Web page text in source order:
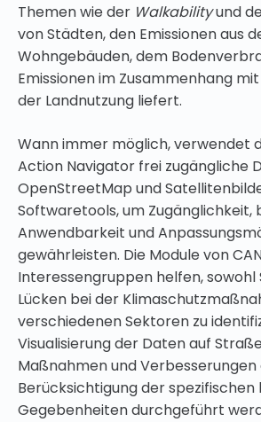
Themen wie der Walkabilityund
von Städten, den Emissionen aus
Wohngebäuden, dem
Emissionen im Zusammenhang
der Landnutzung liefert.
Wann immer möglich, verwendet
Action Navigator frei zugängliche
OpenStreetMap und
Softwaretools, um Zugänglichkeit,
Anwendbarkeit und
gewährleisten. Die Module von
Interessengruppen helfen, sowohl
Lücken bei der
verschiedenen Sektoren zu
Visualisierung der Daten auf
Maßnahmen und
Berücksichtigung der spezifischen
Gegebenheiten durchgeführt